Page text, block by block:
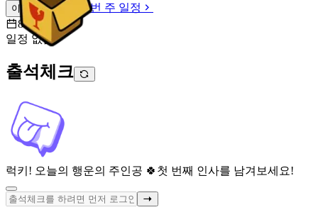
이번 주 일정
이번 주 일정
8월 8일 [토]
일정 없음
출석체크
럭키! 오늘의 행운의 주인공 🍀 첫 번째 인사를 남겨보세요!